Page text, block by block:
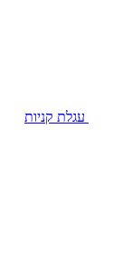
עגלת קניות